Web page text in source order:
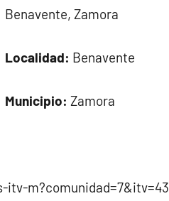
Benavente, Zamora
Localidad: Benavente
Municipio: Zamora
m?comunidad=7&itv=43